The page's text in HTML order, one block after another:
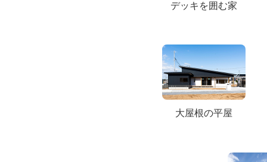
デッキを囲む家
大屋根の平屋